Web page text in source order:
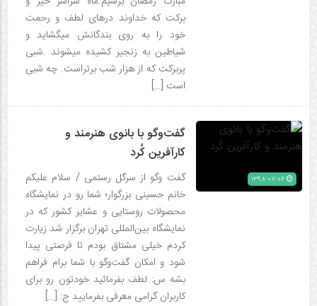
برکت که خداوند درهای لطف و رحمت
خود را به روی بندگانش میگشاید و
شیاطین به زنجیر کشیده میشوند .شبی
پربرکت که از هزار شب برتراست. چه شبی
است […]
گفت‌وگو با بانوی هنرمند و
کارآفرین کُرد
گفت وگو از سرگل رستمی / سلام علیکم
خانم حسینی بزرگوار؛ شما رو در نمایشگاه
محصولات روستایی و عشایر کشور که در
نمایشگاه بین‌المللی تهران برگزار شد زیارت
کردم خیلی مشتاق بودم تا فرصتی پیدا
شود و امکان گفت‌وگو با شما برام فراهم
بشه س: لطف بفرمائید خودتون رو برای
کاربران گرامی معرفی بفرمایید ج: […]